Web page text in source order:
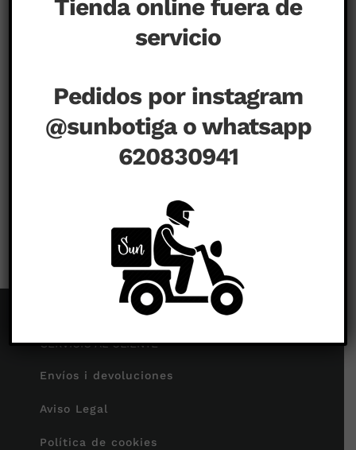
Comentarios desactivadosen
SERVICIO AL CLIENTE
Envíos i devoluciones
Aviso Legal
Política de cookies
Tienda online fuera de
servicio
Pedidos por instagram
@sunbotiga o whatsapp
620830941